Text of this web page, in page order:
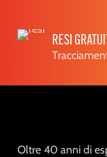
RESI
Oltre 40 anni di